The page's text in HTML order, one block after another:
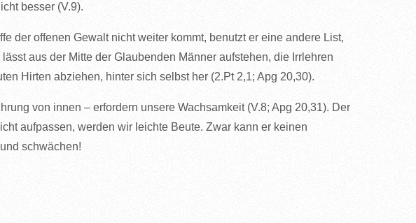
besser (V.9).
der offenen Gewalt nicht weiter kommt, benutzt er eine andere List,
aus der Mitte der Glaubenden Männer aufstehen, die Irrlehren
Hirten abziehen, hinter sich selbst her (2.Pt 2,1; Apg 20,30).
von innen – erfordern unsere Wachsamkeit (V.8; Apg 20,31). Der
aufpassen, werden wir leichte Beute. Zwar kann er keinen
schwächen!